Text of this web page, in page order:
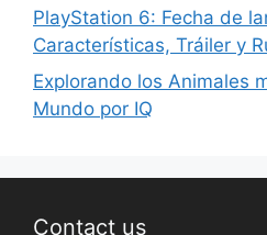
PlayStation 6: Fecha de
Características, Tráiler y
Explorando los Animales
Mundo por IQ
Contact us